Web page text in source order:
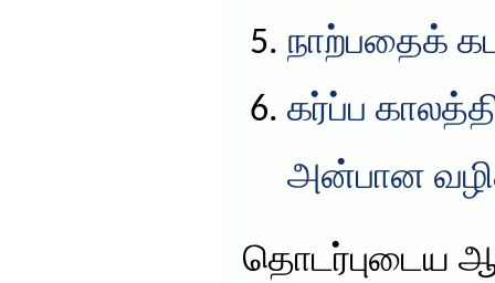
நாற்பதைக்
கர்ப்ப
அன்பான
தொடர்புடைய